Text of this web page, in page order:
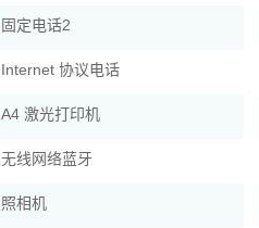
固定电话2
Internet 协议电话
A4 激光打印机
无线网络蓝牙
照相机